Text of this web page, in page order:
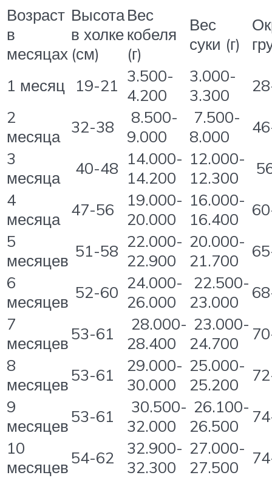
Возраст
в
месяцах
Высота
в холке
(см)
Вес
кобеля
(г)
Вес
суки (г)
1 месяц 19-21 3.500-
4.200
3.000-
3.300
2
месяца 32-38
8.500-
9.000
7.500-
8.000
3
месяца
40-48 14.000-
14.200
12.000-
12.300
4
месяца 47-56
19.000-
20.000
16.000-
16.400
5
месяцев 51-58 22.000-
22.900
20.000-
21.700
6
месяцев 52-60 24.000-
26.000
22.500-
23.000
7
месяцев53-61
28.000-
28.400
23.000-
24.700
8
месяцев53-61
29.000-
30.000
25.000-
25.200
9
месяцев53-61
30.500-
32.000
26.100-
26.500
10
месяцев54-62
32.900-
32.300
27.000-
27.500